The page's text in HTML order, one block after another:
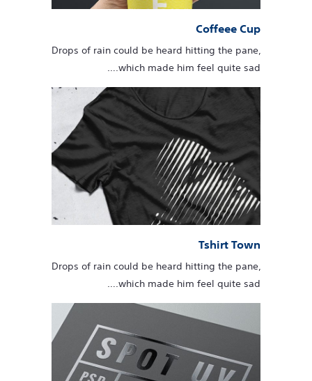
Coffeee Cup
Drops of rain could be heard hitting the pane,
which made him feel quite sad.…
Tshirt Town
Drops of rain could be heard hitting the pane,
which made him feel quite sad.…